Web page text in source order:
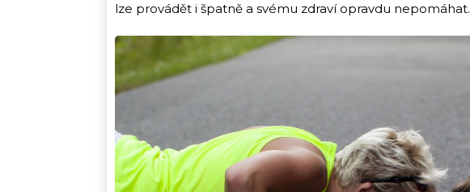
lze provádět i špatně a svému zdraví opravdu nepomáhat.